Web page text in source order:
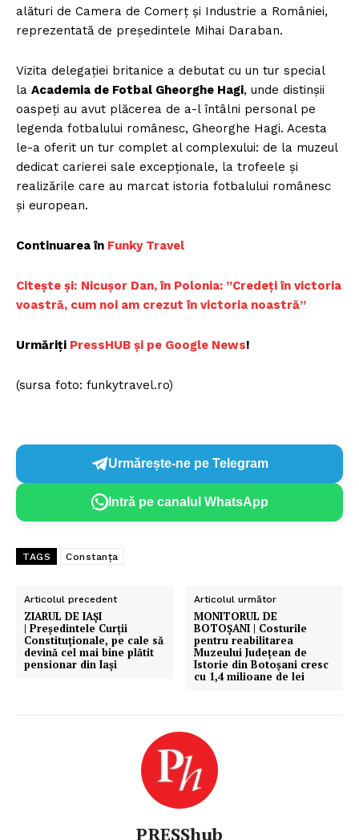
alături de Camera de Comerț și Industrie a României,
reprezentată de președintele Mihai Daraban.
Vizita delegației britanice a debutat cu un tur special
la Academia de Fotbal Gheorghe Hagi, unde distinșii
oaspeți au avut plăcerea de a-l întâlni personal pe
legenda fotbalului românesc, Gheorghe Hagi. Acesta
le-a oferit un tur complet al complexului: de la muzeul
dedicat carierei sale excepționale, la trofeele și
realizările care au marcat istoria fotbalului românesc
și european.
Continuarea în Funky Travel
Citește și: Nicușor Dan, în Polonia: ”Credeți în victoria
voastră, cum noi am crezut în victoria noastră”
Urmăriți PressHUB și pe Google News!
(sursa foto: funkytravel.ro)
Urmărește-ne pe Telegram
Intră pe canalul WhatsApp
TAGS Constanța
Articolul precedent
ZIARUL DE IAȘI
| Președintele Curții
Constituționale, pe cale să
devină cel mai bine plătit
pensionar din Iași
Articolul următor
MONITORUL DE
BOTOȘANI | Costurile
pentru reabilitarea
Muzeului Județean de
Istorie din Botoșani cresc
cu 1,4 milioane de lei
PRESShub